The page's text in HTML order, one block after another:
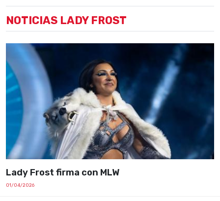
NOTICIAS LADY FROST
Lady Frost firma con MLW
01/04/2026